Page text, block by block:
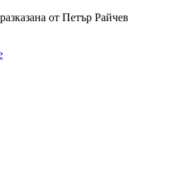
от Петър Райчев